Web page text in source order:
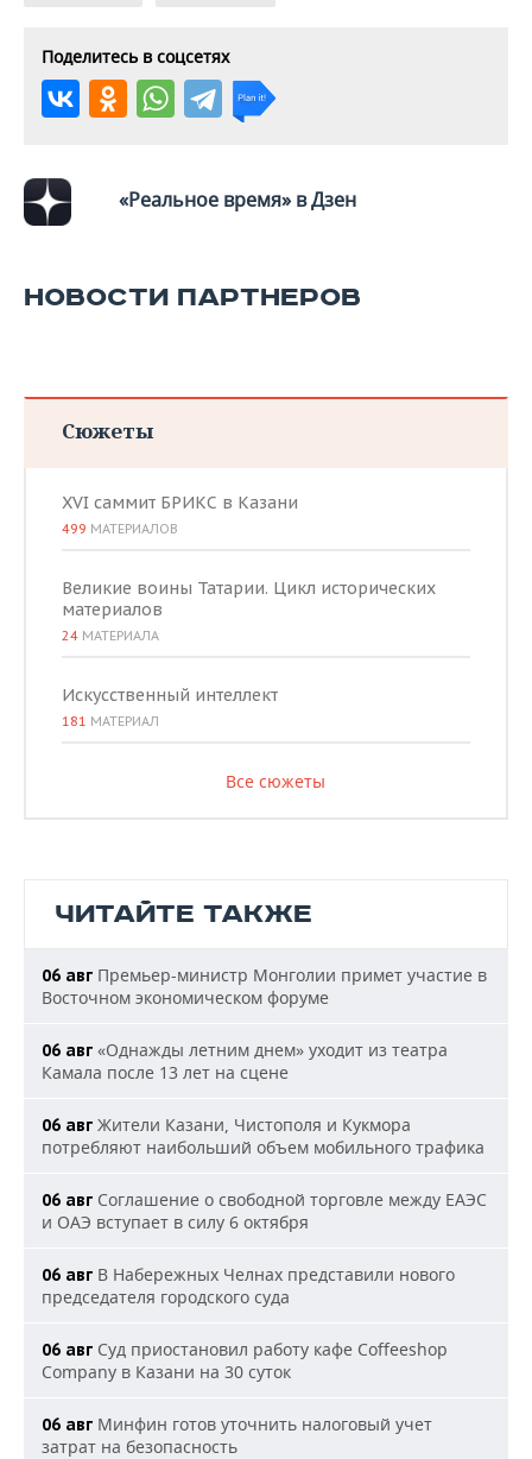
Поделитесь в соцсетях
«Реальное время» в Дзен
НОВОСТИ ПАРТНЕРОВ
Сюжеты
XVI саммит БРИКС в Казани
499 МАТЕРИАЛОВ
Великие воины Татарии. Цикл исторических
материалов
24 МАТЕРИАЛА
Искусственный интеллект
181 МАТЕРИАЛ
Все сюжеты
ЧИТАЙТЕ ТАКЖЕ
06 авг Премьер-министр Монголии примет участие в
Восточном экономическом форуме
06 авг «Однажды летним днем» уходит из театра
Камала после 13 лет на сцене
06 авг Жители Казани, Чистополя и Кукмора
потребляют наибольший объем мобильного трафика
06 авг Соглашение о свободной торговле между ЕАЭС
и ОАЭ вступает в силу 6 октября
06 авг В Набережных Челнах представили нового
председателя городского суда
06 авг Суд приостановил работу кафе Coffeeshop
Company в Казани на 30 суток
06 авг Минфин готов уточнить налоговый учет
затрат на безопасность